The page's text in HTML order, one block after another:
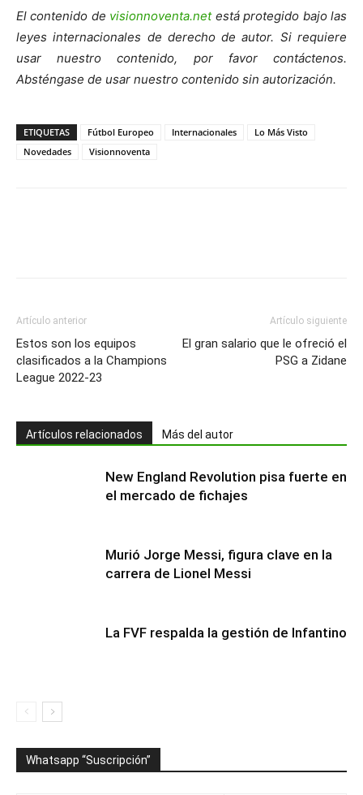
El contenido de visionnoventa.netestá protegido bajo las
leyes internacionales de derecho de autor. Si requiere
usar nuestro contenido, por favor contáctenos.
Absténgase de usar nuestro contenido sin autorización.
ETIQUETAS Fútbol Europeo Internacionales
Lo Más Visto
Novedades
Visionnoventa
Artículo anterior
Estos son los equipos
clasificados a la Champions
League 2022-23
Artículo siguiente
El gran salario que le ofreció el
PSG a Zidane
Artículos relacionados Más del autor
New England Revolution pisa fuerte en
el mercado de fichajes
Murió Jorge Messi, figura clave en la
carrera de Lionel Messi
La FVF respalda la gestión de Infantino
Whatsapp “Suscripción”